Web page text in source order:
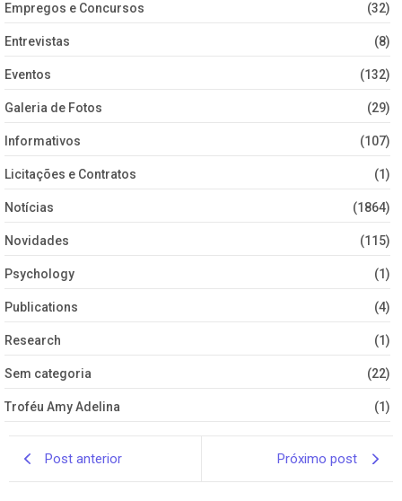
Empregos e Concursos (32)
Entrevistas (8)
Eventos (132)
Galeria de Fotos (29)
Informativos (107)
Licitações e Contratos (1)
Notícias (1864)
Novidades (115)
Psychology (1)
Publications (4)
Research (1)
Sem categoria (22)
Troféu Amy Adelina (1)
Post anterior Próximo post